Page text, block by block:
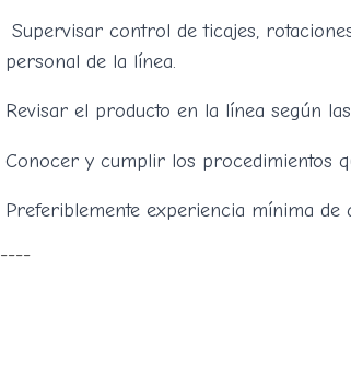
Supervisar control de ticajes,
personal de la línea.
Revisar el producto en la línea según
Conocer y cumplir los procedimientos
Preferiblemente experiencia mínima de
----